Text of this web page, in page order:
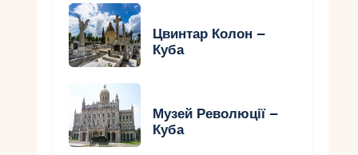
Цвинтар Колон –
Куба
Музей Революції –
Куба